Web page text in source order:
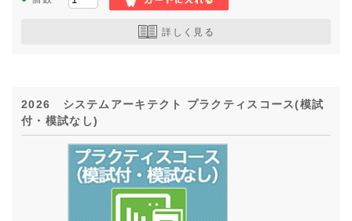
詳しく見る
2026 システムアーキテクト プラクティスコース(模試
付・模試なし)